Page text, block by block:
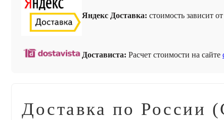
Яндекс Доставка: стоимость зависит
Достависта: Расчет стоимости на сайте
Доставка по